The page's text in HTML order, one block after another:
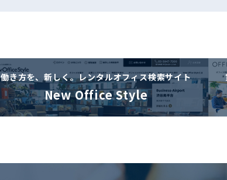
働き方を、新しく。レンタルオフィス検索サイト
New Office Style